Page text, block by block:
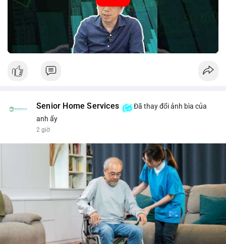
#whalemove #vilanh #btcmempool
Senior Home Services
Đã thay đổi ảnh bìa của
anh ấy
2 giờ